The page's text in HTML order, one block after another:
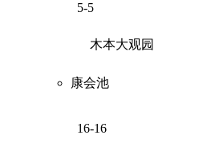
5-5
木本大观园
康会池
16-16